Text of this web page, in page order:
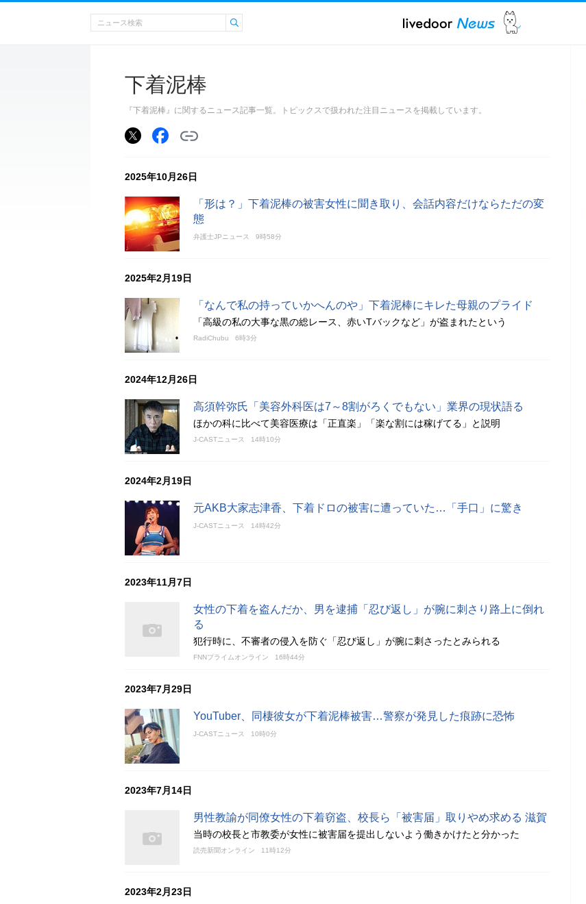
下着泥棒
『下着泥棒』に関するニュース記事一覧。トピックスで扱われた注目ニュースを掲載しています。
2025年10月26日
「形は？」下着泥棒の被害女性に聞き取り、会話内容だけならただの変
態
弁護士JPニュース 9時58分
2025年2月19日
「なんで私の持っていかへんのや」下着泥棒にキレた母親のプライド
「高級の私の大事な黒の総レース、赤いTバックなど」が盗まれたという
RadiChubu 6時3分
2024年12月26日
高須幹弥氏「美容外科医は7～8割がろくでもない」業界の現状語る
ほかの科に比べて美容医療は「正直楽」「楽な割には稼げてる」と説明
J-CASTニュース 14時10分
2024年2月19日
元AKB大家志津香、下着ドロの被害に遭っていた…「手口」に驚き
J-CASTニュース 14時42分
2023年11月7日
女性の下着を盗んだか、男を逮捕「忍び返し」が腕に刺さり路上に倒れ
る
犯行時に、不審者の侵入を防ぐ「忍び返し」が腕に刺さったとみられる
FNNプライムオンライン 16時44分
2023年7月29日
YouTuber、同棲彼女が下着泥棒被害…警察が発見した痕跡に恐怖
J-CASTニュース 10時0分
2023年7月14日
男性教諭が同僚女性の下着窃盗、校長ら「被害届」取りやめ求める 滋賀
当時の校長と市教委が女性に被害届を提出しないよう働きかけたと分かった
読売新聞オンライン 11時12分
2023年2月23日